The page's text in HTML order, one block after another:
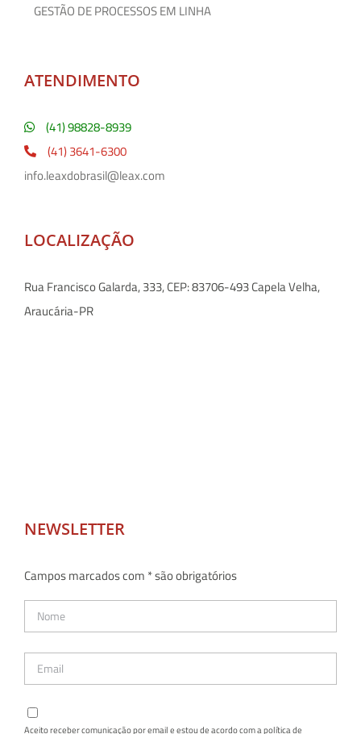
GESTÃO DE PROCESSOS EM LINHA
ATENDIMENTO
(41) 98828-8939
(41) 3641-6300
info.leaxdobrasil@leax.com
LOCALIZAÇÃO
Rua Francisco Galarda, 333, CEP: 83706-493 Capela Velha,
Araucária-PR
NEWSLETTER
Campos marcados com * são obrigatórios
Aceito receber comunicação por email e estou de acordo com a política de